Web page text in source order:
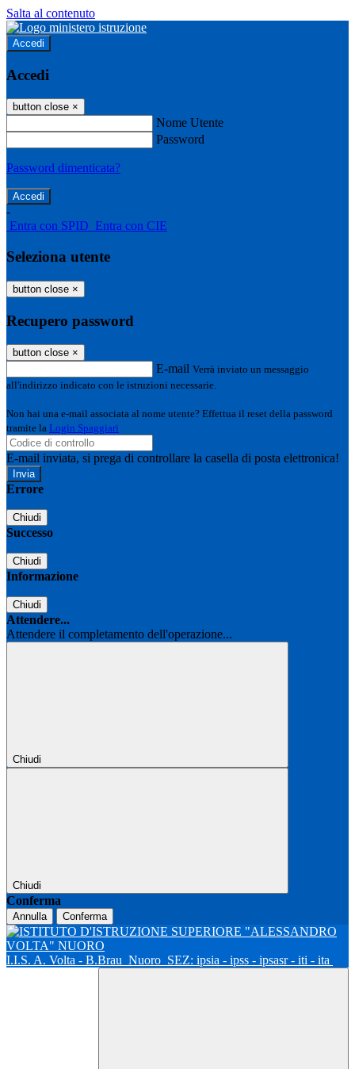
Salta al contenuto
Accedi
Accedi
button close ×
Nome Utente
Password
Password dimenticata?
-
Entra con SPID Entra con CIE
Seleziona utente
button close ×
Recupero password
button close ×
E-mail Verrà inviato un messaggio
all'indirizzo indicato con le istruzioni necessarie.
Non hai una e-mail associata al nome utente? Effettua il reset della password
tramite la Login Spaggiari
E-mail inviata, si prega di controllare la casella di posta elettronica!
Errore
Chiudi
Successo
Chiudi
Informazione
Chiudi
Attendere...
Attendere il completamento dell'operazione...
Chiudi
Chiudi
Conferma
Annulla Conferma
I.I.S. A. Volta - B.Brau Nuoro SEZ: ipsia - ipss - ipsasr - iti - ita